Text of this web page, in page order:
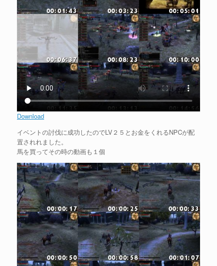
Download
イベントの討伐に成功したのでLV２５とお金をくれるNPCが配
置されれました。
馬を買ってその時の動画も１個